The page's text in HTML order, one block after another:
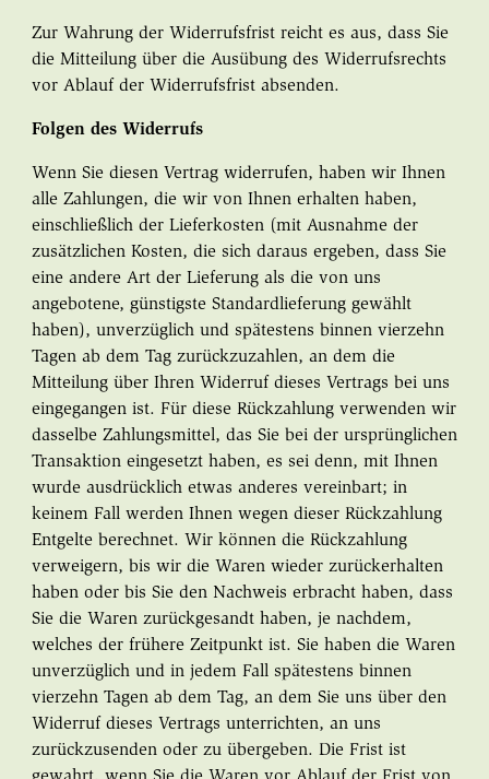
Zur Wahrung der Widerrufsfrist reicht es aus, dass Sie
die Mitteilung über die Ausübung des Widerrufsrechts
vor Ablauf der Widerrufsfrist absenden.
Folgen des Widerrufs
Wenn Sie diesen Vertrag widerrufen, haben wir Ihnen
alle Zahlungen, die wir von Ihnen erhalten haben,
einschließlich der Lieferkosten (mit Ausnahme der
zusätzlichen Kosten, die sich daraus ergeben, dass Sie
eine andere Art der Lieferung als die von uns
angebotene, günstigste Standardlieferung gewählt
haben), unverzüglich und spätestens binnen vierzehn
Tagen ab dem Tag zurückzuzahlen, an dem die
Mitteilung über Ihren Widerruf dieses Vertrags bei uns
eingegangen ist. Für diese Rückzahlung verwenden wir
dasselbe Zahlungsmittel, das Sie bei der ursprünglichen
Transaktion eingesetzt haben, es sei denn, mit Ihnen
wurde ausdrücklich etwas anderes vereinbart; in
keinem Fall werden Ihnen wegen dieser Rückzahlung
Entgelte berechnet. Wir können die Rückzahlung
verweigern, bis wir die Waren wieder zurückerhalten
haben oder bis Sie den Nachweis erbracht haben, dass
Sie die Waren zurückgesandt haben, je nachdem,
welches der frühere Zeitpunkt ist. Sie haben die Waren
unverzüglich und in jedem Fall spätestens binnen
vierzehn Tagen ab dem Tag, an dem Sie uns über den
Widerruf dieses Vertrags unterrichten, an uns
zurückzusenden oder zu übergeben. Die Frist ist